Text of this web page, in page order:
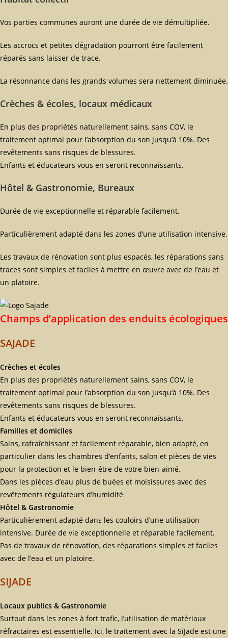
Vos parties communes auront une durée de vie démultipliée.
Les accrocs et petites dégradation pourront être facilement
réparés sans laisser de trace.
La résonnance dans les grands volumes sera nettement diminuée.
Crèches & écoles, locaux médicaux
En plus des propriétés naturellement sains, sans COV, le
traitement optimal pour l’absorption du son jusqu’à 10%. Des
revêtements sans risques de blessures.
Enfants et éducateurs vous en seront reconnaissants.
Hôtel & Gastronomie, Bureaux
Durée de vie exceptionnelle et réparable facilement.
Particulièrement adapté dans les zones d’une utilisation intensive.
Les travaux de rénovation sont plus espacés, les réparations sans
traces sont simples et faciles à mettre en œuvre avec de l’eau et
un platoire.
Champs d’application des enduits écologiques
SAJADE
Crèches et écoles
En plus des propriétés naturellement sains, sans COV, le
traitement optimal pour l’absorption du son jusqu’à 10%. Des
revêtements sans risques de blessures.
Enfants et éducateurs vous en seront reconnaissants.
Familles et domiciles
Sains, rafraîchissant et facilement réparable, bien adapté, en
particulier dans les chambres d’enfants, salon et pièces de vies
pour la protection et le bien-être de votre bien-aimé.
Dans les pièces d’eau plus de buées et moisissures avec des
revêtements régulateurs d’humidité
Hôtel & Gastronomie
Particulièrement adapté dans les couloirs d’une utilisation
intensive. Durée de vie exceptionnelle et réparable facilement.
Pas de travaux de rénovation, des réparations simples et faciles
avec de l’eau et un platoire.
SIJADE
Locaux publics & Gastronomie
Surtout dans les zones à fort trafic, l’utilisation de matériaux
réfractaires est essentielle. Ici, le traitement avec la SiJade est une